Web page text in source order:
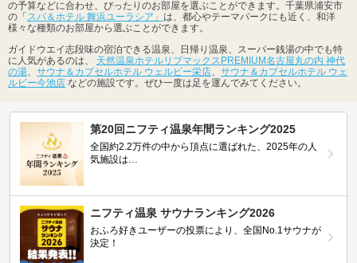
の予算などに合わせ、ぴったりのお部屋を選ぶことができます。千葉県浦安市
の「スパ＆ホテル 舞浜ユーラシア」 は、都心やテーマパークにも近く、和洋
様々な種類のお部屋から選ぶことができます。
ガイドウエイ志段味の宿泊できる温泉、日帰り温泉、スーパー銭湯の中でも特
に人気があるのは、 天然温泉ホテルリブマックスPREMIUM名古屋丸の内 神代
の湯、 サウナ＆カプセルホテル ウェルビー栄店、 サウナ＆カプセルホテル ウェ
ルビー今池店 などの施設です。ぜひ一度は足を運んでみてください。
第20回ニフティ温泉年間ランキング2025
全国約2.2万件の中から頂点に選ばれた、2025年の人
気施設は…
ニフティ温泉 サウナランキング2026
おふろ好きユーザーの投票により、全国No.1サウナが
決定！